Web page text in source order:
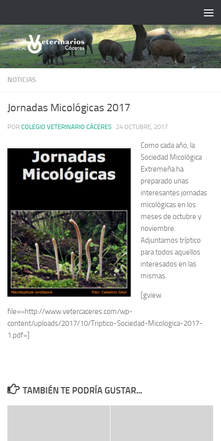
NOTICIAS
Jornadas Micológicas 2017
POR COLEGIO VETERINARIO CÁCERES · 24 OCTUBRE, 2017
Como cada año, la
Sociedad Micológica
Extremeña ha
preparado unas
interesantes jornadas
micológicas en los
meses de octubre y
noviembre.
Adjuntamos tríptico
para todos aquellos
interesados en las
mismas.
[gview
file=»http://www.vetercaceres.com/wp-
content/uploads/2017/10/Triptico-Sociedad-Micologica-2017-
1.pdf»]
TAMBIÉN TE PODRÍA GUSTAR...